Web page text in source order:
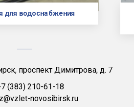
для водоснабжения
проспект Димитрова, д. 7
(383) 210-61-18
novosibirsk.ru